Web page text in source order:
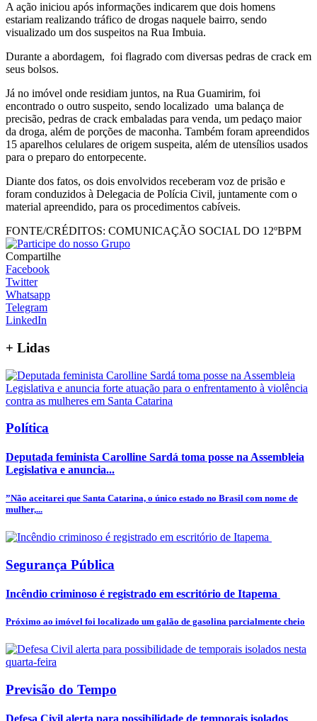
A ação iniciou após informações indicarem que dois homens
estariam realizando tráfico de drogas naquele bairro, sendo
visualizado um dos suspeitos na Rua Imbuia.
Durante a abordagem, foi flagrado com diversas pedras de crack em
seus bolsos.
Já no imóvel onde residiam juntos, na Rua Guamirim, foi
encontrado o outro suspeito, sendo localizado uma balança de
precisão, pedras de crack embaladas para venda, um pedaço maior
da droga, além de porções de maconha. Também foram apreendidos
15 aparelhos celulares de origem suspeita, além de utensílios usados
para o preparo do entorpecente.
Diante dos fatos, os dois envolvidos receberam voz de prisão e
foram conduzidos à Delegacia de Polícia Civil, juntamente com o
material apreendido, para os procedimentos cabíveis.
FONTE/CRÉDITOS: COMUNICAÇÃO SOCIAL DO 12ºBPM
Compartilhe
Facebook
Twitter
Whatsapp
Telegram
LinkedIn
+ Lidas
Política
Deputada feminista Carolline Sardá toma posse na Assembleia
Legislativa e anuncia...
”Não aceitarei que Santa Catarina, o único estado no Brasil com nome de
mulher,...
Segurança Pública
Incêndio criminoso é registrado em escritório de Itapema
Próximo ao imóvel foi localizado um galão de gasolina parcialmente cheio
Previsão do Tempo